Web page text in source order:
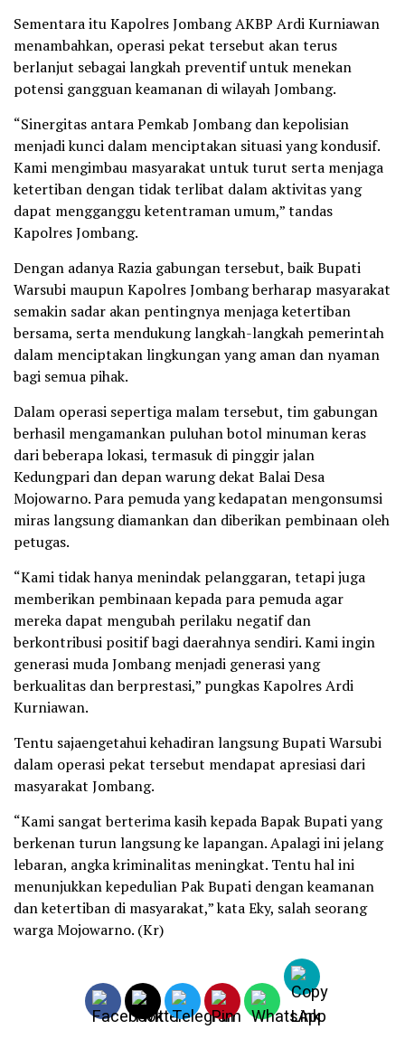
Sementara itu Kapolres Jombang AKBP Ardi Kurniawan
menambahkan, operasi pekat tersebut akan terus
berlanjut sebagai langkah preventif untuk menekan
potensi gangguan keamanan di wilayah Jombang.
“Sinergitas antara Pemkab Jombang dan kepolisian
menjadi kunci dalam menciptakan situasi yang kondusif.
Kami mengimbau masyarakat untuk turut serta menjaga
ketertiban dengan tidak terlibat dalam aktivitas yang
dapat mengganggu ketentraman umum,” tandas
Kapolres Jombang.
Dengan adanya Razia gabungan tersebut, baik Bupati
Warsubi maupun Kapolres Jombang berharap masyarakat
semakin sadar akan pentingnya menjaga ketertiban
bersama, serta mendukung langkah-langkah pemerintah
dalam menciptakan lingkungan yang aman dan nyaman
bagi semua pihak.
Dalam operasi sepertiga malam tersebut, tim gabungan
berhasil mengamankan puluhan botol minuman keras
dari beberapa lokasi, termasuk di pinggir jalan
Kedungpari dan depan warung dekat Balai Desa
Mojowarno. Para pemuda yang kedapatan mengonsumsi
miras langsung diamankan dan diberikan pembinaan oleh
petugas.
“Kami tidak hanya menindak pelanggaran, tetapi juga
memberikan pembinaan kepada para pemuda agar
mereka dapat mengubah perilaku negatif dan
berkontribusi positif bagi daerahnya sendiri. Kami ingin
generasi muda Jombang menjadi generasi yang
berkualitas dan berprestasi,” pungkas Kapolres Ardi
Kurniawan.
Tentu sajaengetahui kehadiran langsung Bupati Warsubi
dalam operasi pekat tersebut mendapat apresiasi dari
masyarakat Jombang.
“Kami sangat berterima kasih kepada Bapak Bupati yang
berkenan turun langsung ke lapangan. Apalagi ini jelang
lebaran, angka kriminalitas meningkat. Tentu hal ini
menunjukkan kepedulian Pak Bupati dengan keamanan
dan ketertiban di masyarakat,” kata Eky, salah seorang
warga Mojowarno. (Kr)